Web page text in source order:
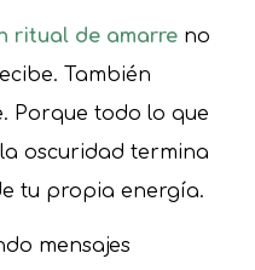
ritual de amarreno
También
Porque todo lo que
oscuridad termina
tu propia energía.
mensajes